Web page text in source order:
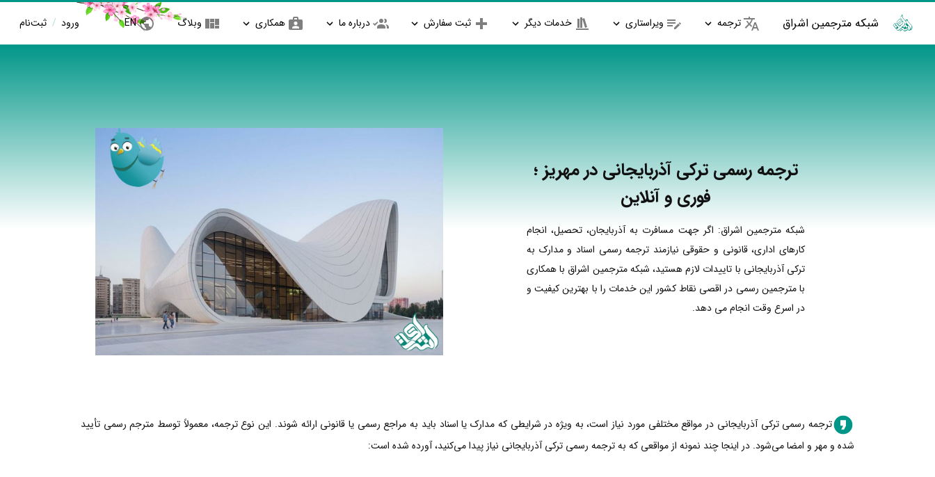
شبکه مترجمین اشراق ترجمه ویراستاری خدمات دیگر ثبت سفارش درباره ما همکاری وبلاگ EN ورود / ثبت‌نام
ترجمه رسمی ترکی آذربایجانی در مهریز ؛
فوری و آنلاین
شبکه مترجمین اشراق: اگر جهت مسافرت به آذربایجان، تحصیل، انجام
کارهای اداری، قانونی و حقوقی نیازمند ترجمه رسمی اسناد و مدارک به
ترکی آذربایجانی با تاییدات لازم هستید، شبکه مترجمین اشراق با همکاری
با مترجمین رسمی در اقصی نقاط کشور این خدمات را با بهترین کیفیت و
در اسرع وقت انجام می دهد.
ترجمه رسمی ترکی آذربایجانی در مواقع مختلفی مورد نیاز است، به ویژه در شرایطی که مدارک یا اسناد باید به مراجع رسمی یا قانونی ارائه شوند. این نوع ترجمه، معمولاً توسط مترجم رسمی تأیید
شده و مهر و امضا می‌شود. در اینجا چند نمونه از مواقعی که به ترجمه رسمی ترکی آذربایجانی نیاز پیدا می‌کنید، آورده شده است: